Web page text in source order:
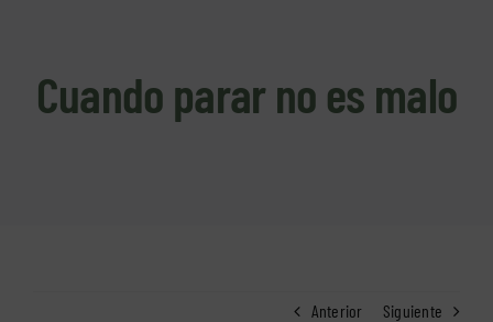
Cuando parar no es malo
Anterior Siguiente